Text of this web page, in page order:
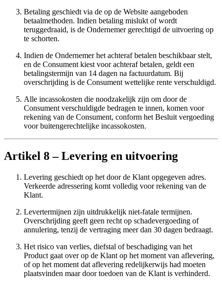
Betaling geschiedt via de op de Website aangeboden
betaalmethoden. Indien betaling mislukt of wordt
teruggedraaid, is de Ondernemer gerechtigd de uitvoering op
te schorten.
Indien de Ondernemer het achteraf betalen beschikbaar stelt,
en de Consument kiest voor achteraf betalen, geldt een
betalingstermijn van 14 dagen na factuurdatum. Bij
overschrijding is de Consument wettelijke rente verschuldigd.
Alle incassokosten die noodzakelijk zijn om door de
Consument verschuldigde bedragen te innen, komen voor
rekening van de Consument, conform het Besluit vergoeding
voor buitengerechtelijke incassokosten.
Artikel 8 – Levering en uitvoering
Levering geschiedt op het door de Klant opgegeven adres.
Verkeerde adressering komt volledig voor rekening van de
Klant.
Levertermijnen zijn uitdrukkelijk niet-fatale termijnen.
Overschrijding geeft geen recht op schadevergoeding of
annulering, tenzij de vertraging meer dan 30 dagen bedraagt.
Het risico van verlies, diefstal of beschadiging van het
Product gaat over op de Klant op het moment van aflevering,
of op het moment dat aflevering redelijkerwijs had moeten
plaatsvinden maar door toedoen van de Klant is verhinderd.